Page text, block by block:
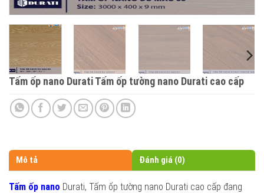
Tấm ốp nano Durati Tấm ốp tường nano Durati cao cấp
Mô tả Đánh giá (0)
Tấm ốp nano Durati, Tấm ốp tường nano Durati cao cấp đang